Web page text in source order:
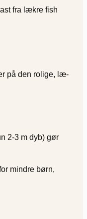
fra lækre fish
på den rolige, læ-
2-3 m dyb) gør
mindre børn,